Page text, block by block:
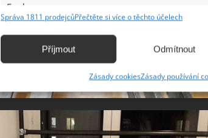
Funkce
Identifikace zařízení na základě automaticky přenášených
základě aktivně vyžádaných informací.
Zajištění bezpečnosti, předcházení a zjišťování
odstraňování chyb, Poskytování a zobrazování
Správa 1811 prodejcůPřečtěte si více o těchto účelech
Příjmout Odmítnout
Zásady cookiesZásady používání